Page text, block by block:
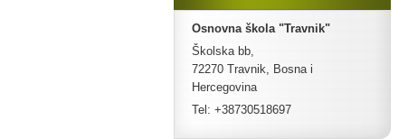
Osnovna škola "Travnik"
Školska bb,
72270 Travnik, Bosna i
Hercegovina
Tel: +38730518697